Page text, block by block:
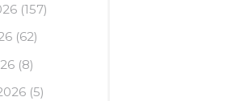
(157)
(62)
(8)
(5)